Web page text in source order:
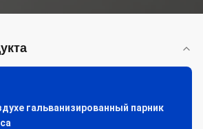
гальванизированный парник